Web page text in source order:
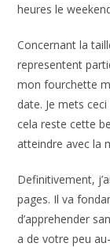
heures le
Concernant la
representent
mon fourchette
date. Je mets
cela reste cette
atteindre avec la
Definitivement,
pages. Il va
d’apprehender
a de votre peu